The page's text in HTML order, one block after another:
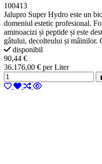
100413
Jalupro Super Hydro este un
domeniul estetic profesional.
aminoacizi și peptide și este
gâtului, decolteului și mâinilor.
disponibil
90,44 €
36.176,00 € per Liter